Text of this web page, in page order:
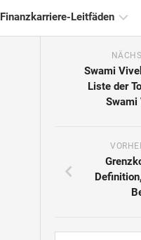
Finanzkarriere-Leitfäden
Risikomanagement-
Swami
Liste der
Swami